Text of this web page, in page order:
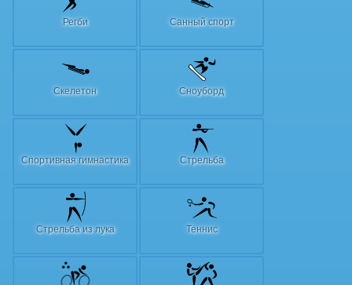
Регби Санный спорт
Скелетон Сноуборд
Спортивная гимнастика Стрельба
Стрельба из лука Теннис